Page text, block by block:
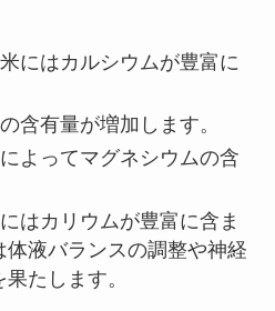
にはカルシウムが豊富に
含有量が増加します。
よってマグネシウムの含
はカリウムが豊富に含ま
体液バランスの調整や神経
たします。